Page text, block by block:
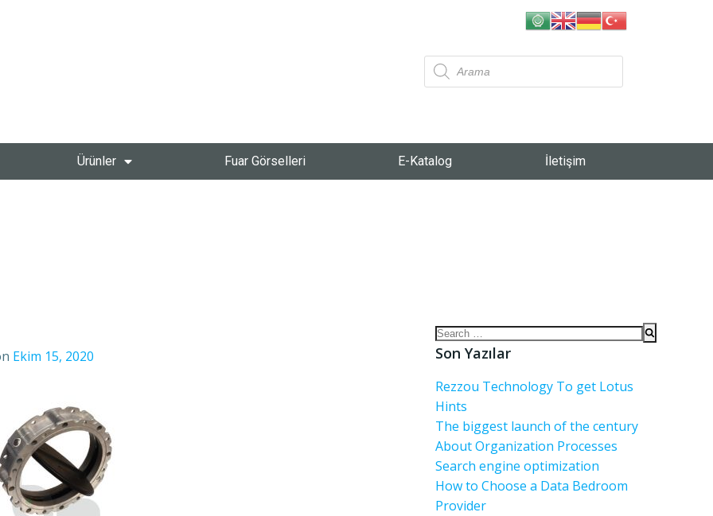
Ürünler Fuar Görselleri E-Katalog İletişim
Ekim 15, 2020 Son Yazılar
Rezzou Technology To get Lotus
Hints
The biggest launch of the century
About Organization Processes
Search engine optimization
How to Choose a Data Bedroom
Provider